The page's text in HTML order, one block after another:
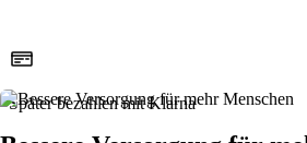
Später bezahlen mit Klarna